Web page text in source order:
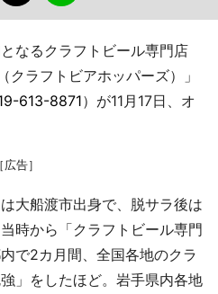
なるクラフトビール専門店
クラフトビアホッパーズ）」
613-8871）が11月17日、オ
［広告］
大船渡市出身で、脱サラ後は
時から「クラフトビール専門
で2カ月間、全国各地のクラ
」をしたほど。岩手県内各地